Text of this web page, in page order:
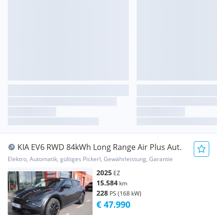
KIA EV6 RWD 84kWh Long Range Air Plus Aut.
Elektro, Automatik, gültiges Pickerl, Gewährleistung, Garantie
2025 EZ
15.584 km
228 PS (168 kW)
€ 47.990